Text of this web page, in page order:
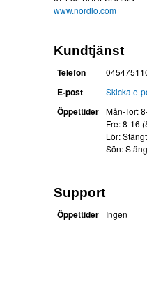
www.nordlo.com
Kundtjänst
Telefon
E-post Skicka e-
Öppettider
Mån-Tor:
Fre: 8-16
Lör: Stängt
Sön:
Support
Öppettider Ingen